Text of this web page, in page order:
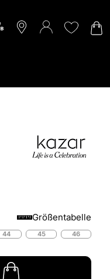
Größentabelle
44 45 46